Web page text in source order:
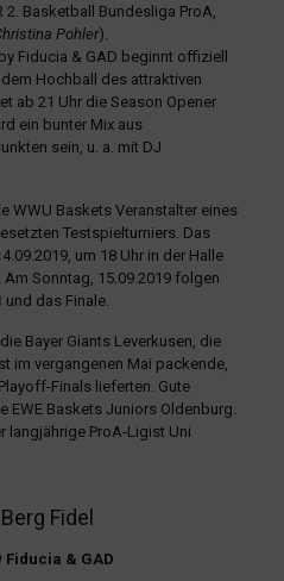
2. Basketball Bundesliga ProA,
Pohler).
Fiducia & GAD beginnt offiziell
dem Hochball des attraktiven
ab 21 Uhr die Season Opener
ein bunter Mix aus
sein, u. a. mit DJ
WWU Baskets Veranstalter eines
Testspielturniers. Das
um 18 Uhr in der Halle
Sonntag, 15.09.2019 folgen
das Finale.
Bayer Giants Leverkusen, die
im vergangenen Mai packende,
Finals lieferten. Gute
EWE Baskets Juniors Oldenburg.
langjährige ProA-Ligist Uni
Fidel
& GAD